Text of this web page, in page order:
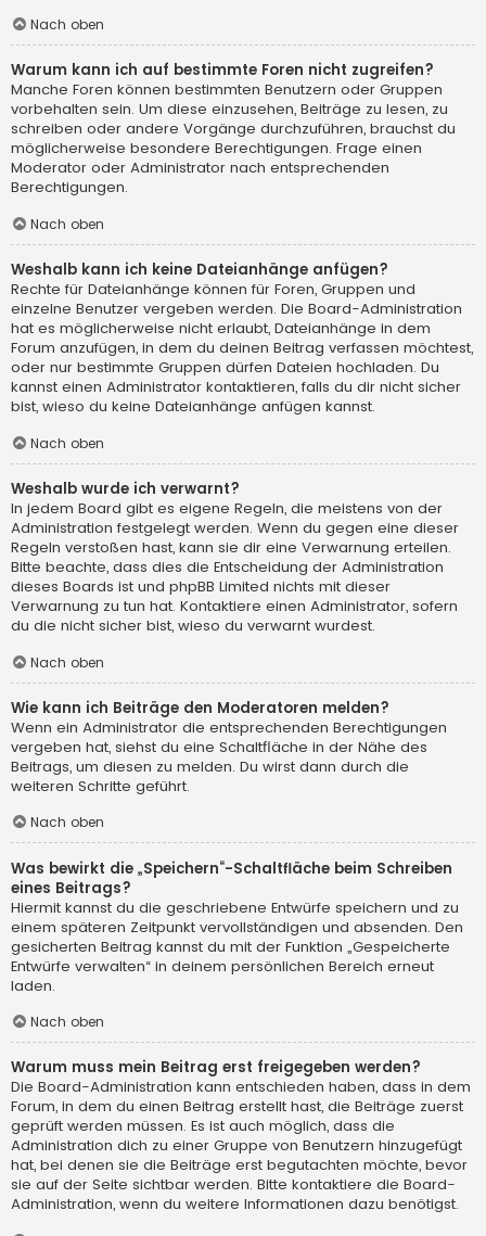
Nach oben
Warum kann ich auf bestimmte Foren nicht zugreifen?
Manche Foren können bestimmten Benutzern oder Gruppen
vorbehalten sein. Um diese einzusehen, Beiträge zu lesen, zu
schreiben oder andere Vorgänge durchzuführen, brauchst du
möglicherweise besondere Berechtigungen. Frage einen
Moderator oder Administrator nach entsprechenden
Berechtigungen.
Nach oben
Weshalb kann ich keine Dateianhänge anfügen?
Rechte für Dateianhänge können für Foren, Gruppen und
einzelne Benutzer vergeben werden. Die Board-Administration
hat es möglicherweise nicht erlaubt, Dateianhänge in dem
Forum anzufügen, in dem du deinen Beitrag verfassen möchtest,
oder nur bestimmte Gruppen dürfen Dateien hochladen. Du
kannst einen Administrator kontaktieren, falls du dir nicht sicher
bist, wieso du keine Dateianhänge anfügen kannst.
Nach oben
Weshalb wurde ich verwarnt?
In jedem Board gibt es eigene Regeln, die meistens von der
Administration festgelegt werden. Wenn du gegen eine dieser
Regeln verstoßen hast, kann sie dir eine Verwarnung erteilen.
Bitte beachte, dass dies die Entscheidung der Administration
dieses Boards ist und phpBB Limited nichts mit dieser
Verwarnung zu tun hat. Kontaktiere einen Administrator, sofern
du die nicht sicher bist, wieso du verwarnt wurdest.
Nach oben
Wie kann ich Beiträge den Moderatoren melden?
Wenn ein Administrator die entsprechenden Berechtigungen
vergeben hat, siehst du eine Schaltfläche in der Nähe des
Beitrags, um diesen zu melden. Du wirst dann durch die
weiteren Schritte geführt.
Nach oben
Was bewirkt die „Speichern“-Schaltfläche beim Schreiben
eines Beitrags?
Hiermit kannst du die geschriebene Entwürfe speichern und zu
einem späteren Zeitpunkt vervollständigen und absenden. Den
gesicherten Beitrag kannst du mit der Funktion „Gespeicherte
Entwürfe verwalten“ in deinem persönlichen Bereich erneut
laden.
Nach oben
Warum muss mein Beitrag erst freigegeben werden?
Die Board-Administration kann entschieden haben, dass in dem
Forum, in dem du einen Beitrag erstellt hast, die Beiträge zuerst
geprüft werden müssen. Es ist auch möglich, dass die
Administration dich zu einer Gruppe von Benutzern hinzugefügt
hat, bei denen sie die Beiträge erst begutachten möchte, bevor
sie auf der Seite sichtbar werden. Bitte kontaktiere die Board-
Administration, wenn du weitere Informationen dazu benötigst.